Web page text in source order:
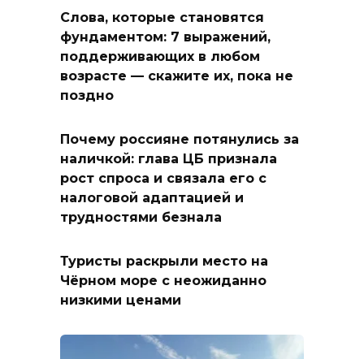
Слова, которые становятся
фундаментом: 7 выражений,
поддерживающих в любом
возрасте — скажите их, пока не
поздно
Почему россияне потянулись за
наличкой: глава ЦБ признала
рост спроса и связала его с
налоговой адаптацией и
трудностями безнала
Туристы раскрыли место на
Чёрном море с неожиданно
низкими ценами